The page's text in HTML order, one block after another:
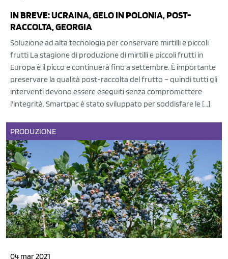
IN BREVE: UCRAINA, GELO IN POLONIA, POST-
RACCOLTA, GEORGIA
Soluzione ad alta tecnologia per conservare mirtilli e piccoli
frutti La stagione di produzione di mirtilli e piccoli frutti in
Europa è il picco e continuerà fino a settembre. È importante
preservare la qualità post-raccolta del frutto – quindi tutti gli
interventi devono essere eseguiti senza compromettere
l'integrità. Smartpac è stato sviluppato per soddisfare le […]
PRODUZIONE
04 mar 2021